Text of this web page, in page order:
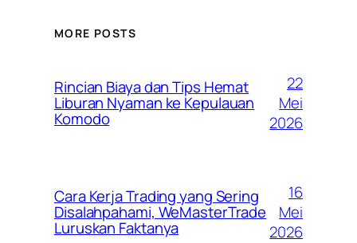
MORE POSTS
Rincian Biaya dan Tips Hemat
Liburan Nyaman ke Kepulauan
Komodo
22
Mei
2026
Cara Kerja Trading yang Sering
Disalahpahami, WeMasterTrade
Luruskan Faktanya
16
Mei
2026